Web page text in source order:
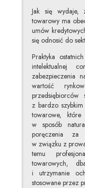
Jak się wydaje,
towarowy ma
umów
się odnosić do
Praktyka
intelektualnej
zabezpieczenia
wartość
z bardzo
towarowe, które
w sposób
poręczenia za
w związku z
temu
towarowych,
i utrzymanie
stosowane przez